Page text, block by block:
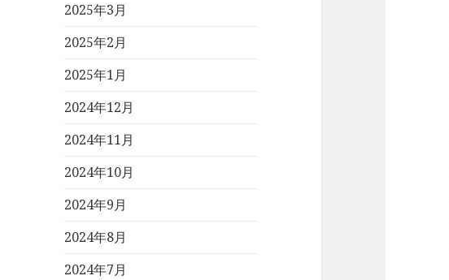
2025年3月
2025年2月
2025年1月
2024年12月
2024年11月
2024年10月
2024年9月
2024年8月
2024年7月